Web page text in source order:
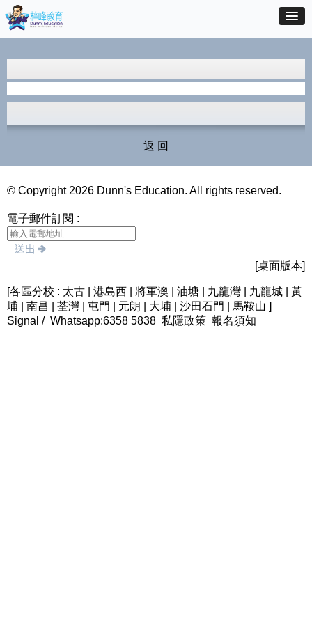
返 回
© Copyright 2026 Dunn's Education. All rights reserved.
電子郵件訂閱 :
[桌面版本]
[各區分校 : 太古 | 港島西 | 將軍澳 | 油塘 | 九龍灣 | 九龍城 | 黃
埔 | 南昌 | 荃灣 | 屯門 | 元朗 | 大埔 | 沙田石門 | 馬鞍山 ]
Signal / Whatsapp:6358 5838 私隱政策 報名須知